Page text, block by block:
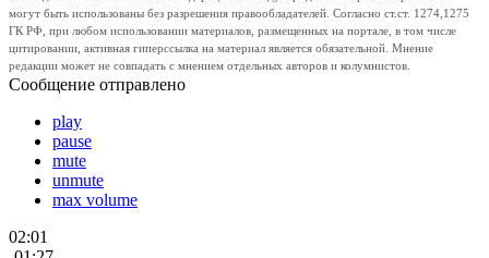
могут быть использованы без разрешения правообладателей. Согласно ст.ст. 1274,1275
ГК РФ, при любом использовании материалов, размещенных на портале, в том числе
цитировании, активная гиперссылка на материал является обязательной. Мнение
редакции может не совпадать с мнением отдельных авторов и колумнистов.
Сообщение отправлено
play
pause
mute
unmute
max volume
02:01